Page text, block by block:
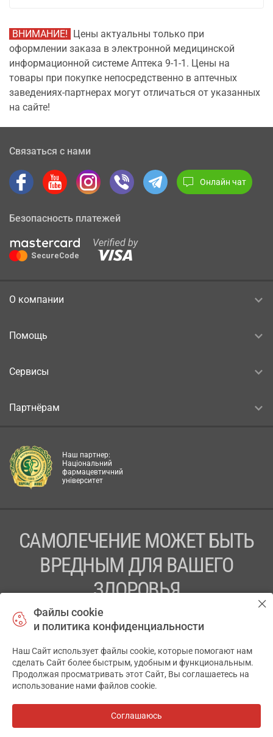
ВНИМАНИЕ! Цены актуальны только при
оформлении заказа в электронной медицинской
информационной системе Аптека 9-1-1. Цены на
товары при покупке непосредственно в аптечных
заведениях-партнерах могут отличаться от указанных
на сайте!
Связаться с нами
Онлайн чат
Безопасность платежей
О компании
Помощь
Сервисы
Партнёрам
Наш партнер:
Національний
фармацевтичний
університет
САМОЛЕЧЕНИЕ МОЖЕТ БЫТЬ
ВРЕДНЫМ ДЛЯ ВАШЕГО
ЗДОРОВЬЯ
ПЕРЕД ПРИМЕНЕНИЕМ ПРЕПАРАТА
ПРОКОНСУЛЬТИРУЙТЕСЬ С ВРАЧОМ
ТОВ «АПТЕКА 911.ЮА» Код ЄДРПОУ 43631965.
Отказ от ответственности
АПТЕКА911.ЮА
Файлы cookie
и политика конфиденциальности
Наш Сайт использует файлы cookie, которые помогают нам
сделать Сайт более быстрым, удобным и функциональным.
Продолжая просматривать этот Сайт, Вы соглашаетесь на
использование нами файлов cookie.
Соглашаюсь
✕